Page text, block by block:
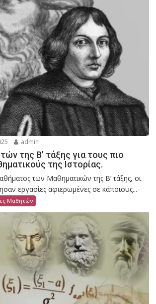
admin
της Β’ τάξης για τους πιο
της Ιστορίας.
των Μαθηματικών της Β’ τάξης, οι
εργασίες αφιερωμένες σε κάποιους...
Μαθητών